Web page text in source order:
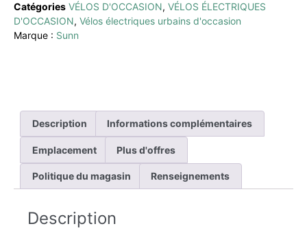
sur
5
Catégories VÉLOS D'OCCASION, VÉLOS ÉLECTRIQUES
D'OCCASION, Vélos électriques urbains d'occasion
Marque : Sunn
Description Informations complémentaires
Emplacement Plus d'offres
Politique du magasin Renseignements
Description